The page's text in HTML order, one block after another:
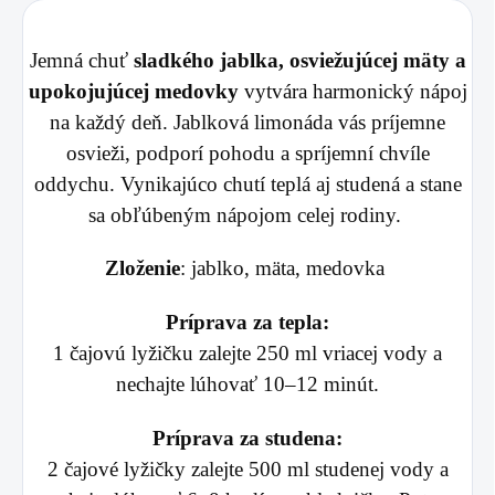
Jemná chuť sladkého jablka, osviežujúcej mäty a
upokojujúcej medovkyvytvára harmonický nápoj
na každý deň. Jablková limonáda vás príjemne
osvieži, podporí pohodu a spríjemní chvíle
oddychu. Vynikajúco chutí teplá aj studená a stane
sa obľúbeným nápojom celej rodiny.
Zloženie: jablko, mäta, medovka
Príprava za tepla:
1 čajovú lyžičku zalejte 250 ml vriacej vody a
nechajte lúhovať 10–12 minút.
Príprava za studena:
2 čajové lyžičky zalejte 500 ml studenej vody a